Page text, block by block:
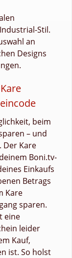
Stil.
an
Designs
beim
– und
Der Kare
Boni.tv-
Einkaufs
Betrags
Kare
sparen.
eine
leider
Kauf,
ist. So holst